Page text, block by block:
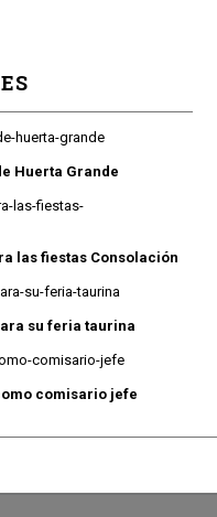
Huerta Grande
las fiestas Consolación
su feria taurina
comisario jefe